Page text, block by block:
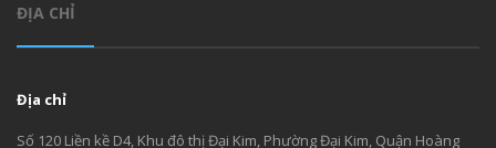
ĐỊA CHỈ
Địa chỉ
Số 120 Liền kề D4, Khu đô thị Đại Kim, Phường Đại Kim, Quận Hoàng